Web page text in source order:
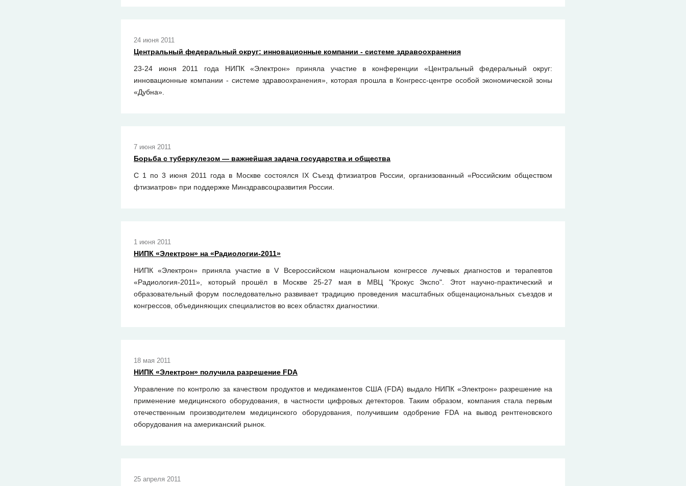
24 июня 2011
Центральный федеральный округ: инновационные компании - системе здравоохранения
23-24 июня 2011 года НИПК «Электрон» приняла участие в конференции «Центральный федеральный округ:
инновационные компании - системе здравоохранения», которая прошла в Конгресс-центре особой экономической зоны
«Дубна».
7 июня 2011
Борьба с туберкулезом — важнейшая задача государства и общества
С 1 по 3 июня 2011 года в Москве состоялся IX Съезд фтизиатров России, организованный «Российским обществом
фтизиатров» при поддержке Минздравсоцразвития России.
1 июня 2011
НИПК «Электрон» на «Радиологии-2011»
НИПК «Электрон» приняла участие в V Всероссийском национальном конгрессе лучевых диагностов и терапевтов
«Радиология-2011», который прошёл в Москве 25-27 мая в МВЦ "Крокус Экспо". Этот научно-практический и
образовательный форум последовательно развивает традицию проведения масштабных общенациональных съездов и
конгрессов, объединяющих специалистов во всех областях диагностики.
18 мая 2011
НИПК «Электрон» получила разрешение FDA
Управление по контролю за качеством продуктов и медикаментов США (FDA) выдало НИПК «Электрон» разрешение на
применение медицинского оборудования, в частности цифровых детекторов. Таким образом, компания стала первым
отечественным производителем медицинского оборудования, получившим одобрение FDA на вывод рентгеновского
оборудования на американский рынок.
25 апреля 2011